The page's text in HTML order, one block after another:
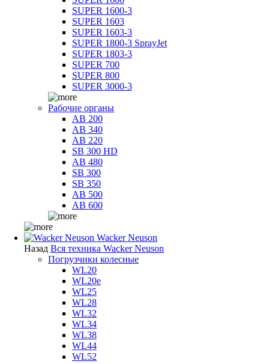
SUPER 1600-3
SUPER 1603
SUPER 1603-3
SUPER 1800-3 SprayJet
SUPER 1803-3
SUPER 700
SUPER 800
SUPER 3000-3
Рабочие органы
AB 200
AB 340
AB 220
SB 300 HD
AB 480
SB 300
SB 350
AB 500
AB 600
Wacker Neuson
Назад Вся техника Wacker Neuson
Погрузчики колесные
WL20
WL20e
WL25
WL28
WL32
WL34
WL38
WL44
WL52